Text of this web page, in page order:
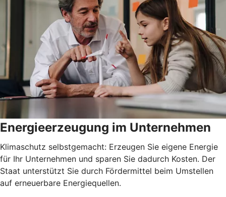
Energieerzeugung im Unternehmen
Klimaschutz selbstgemacht: Erzeugen Sie eigene Energie
für Ihr Unternehmen und sparen Sie dadurch Kosten. Der
Staat unterstützt Sie durch Fördermittel beim Umstellen
auf erneuerbare Energiequellen.